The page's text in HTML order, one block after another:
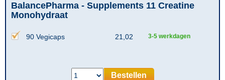
BalancePharma - Supplements 11 Creatine
Monohydraat
90 Vegicaps 21,02 3-5 werkdagen
Bestellen